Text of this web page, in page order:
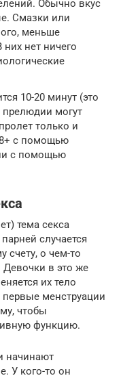
Обычно вкус
Смазки или
меньше
нет ничего
10-20 минут (это
прелюдии могут
только и
​​с помощью
с помощью
тема секса
случается
о чем-то
Девочки в это же
их тело
первые менструации
чтобы
функцию.
начинают
У кого-то он